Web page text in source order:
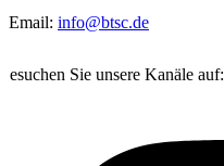
Email: info@btsc.de
Sie unsere Kanäle auf: